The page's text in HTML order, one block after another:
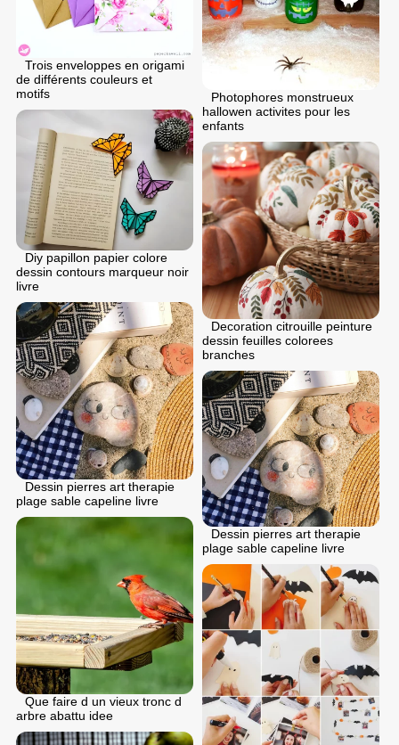
Photophores monstrueux
hallowen activites pour les
enfants
Trois enveloppes en origami
de différents couleurs et
motifs
Diy papillon papier colore
dessin contours marqueur noir
livre
Decoration citrouille peinture
dessin feuilles colorees
branches
Dessin pierres art therapie
plage sable capeline livre
Dessin pierres art therapie
plage sable capeline livre
Que faire d un vieux tronc d
arbre abattu idee